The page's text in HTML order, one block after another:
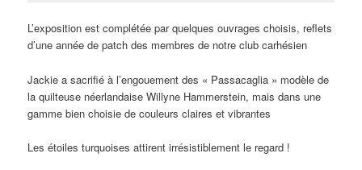
L’exposition est complétée par quelques ouvrages choisis, reflets
d’une année de patch des membres de notre club carhésien
Jackie a sacrifié à l’engouement des « Passacaglia » modèle de
la quilteuse néerlandaise Willyne Hammerstein, mais dans une
gamme bien choisie de couleurs claires et vibrantes
Les étoiles turquoises attirent irrésistiblement le regard !